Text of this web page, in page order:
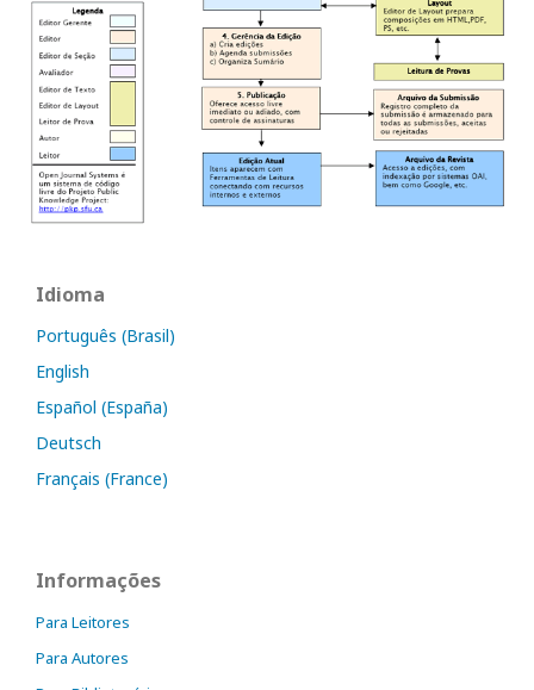
Idioma
Português (Brasil)
English
Español (España)
Deutsch
Français (France)
Informações
Para Leitores
Para Autores